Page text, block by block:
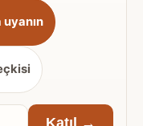
uyanın